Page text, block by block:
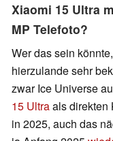
Xiaomi 15 Ultra
MP Telefoto?
Wer das sein
hierzulande sehr
zwar Ice Universe
15 Ultraals direkten
in 2025, auch das